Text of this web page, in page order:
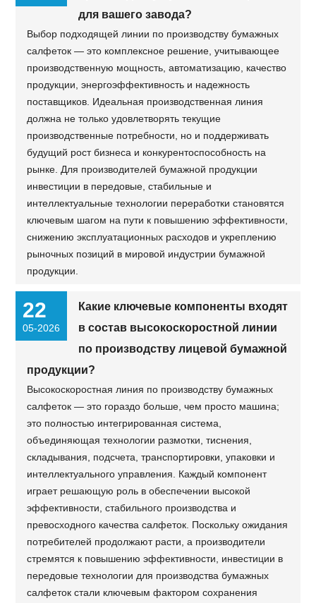
для вашего завода?
Выбор подходящей линии по производству бумажных
салфеток — это комплексное решение, учитывающее
производственную мощность, автоматизацию, качество
продукции, энергоэффективность и надежность
поставщиков. Идеальная производственная линия
должна не только удовлетворять текущие
производственные потребности, но и поддерживать
будущий рост бизнеса и конкурентоспособность на
рынке. Для производителей бумажной продукции
инвестиции в передовые, стабильные и
интеллектуальные технологии переработки становятся
ключевым шагом на пути к повышению эффективности,
снижению эксплуатационных расходов и укреплению
рыночных позиций в мировой индустрии бумажной
продукции.
22
05-2026
Какие ключевые компоненты входят
в состав высокоскоростной линии
по производству лицевой бумажной
продукции?
Высокоскоростная линия по производству бумажных
салфеток — это гораздо больше, чем просто машина;
это полностью интегрированная система,
объединяющая технологии размотки, тиснения,
складывания, подсчета, транспортировки, упаковки и
интеллектуального управления. Каждый компонент
играет решающую роль в обеспечении высокой
эффективности, стабильного производства и
превосходного качества салфеток. Поскольку ожидания
потребителей продолжают расти, а производители
стремятся к повышению эффективности, инвестиции в
передовые технологии для производства бумажных
салфеток стали ключевым фактором сохранения